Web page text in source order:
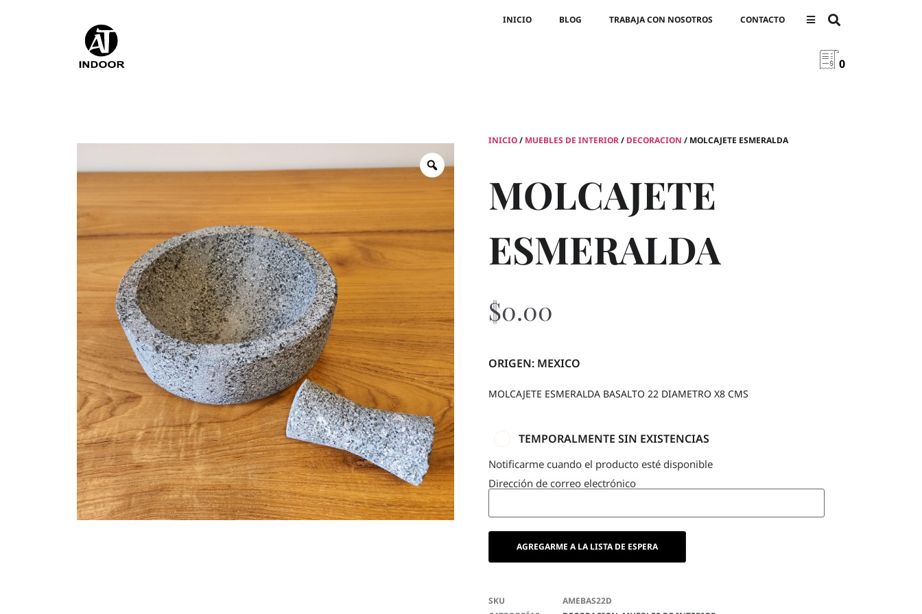
INICIO BLOG TRABAJA CON NOSOTROS CONTACTO
0
INICIO/ MUEBLES DE INTERIOR/ DECORACION / MOLCAJETE ESMERALDA
MOLCAJETE
ESMERALDA
$0.00
ORIGEN: MEXICO
MOLCAJETE ESMERALDA BASALTO 22 DIAMETRO X8 CMS
TEMPORALMENTE SIN EXISTENCIAS
Notificarme cuando el producto esté disponible
Dirección de correo electrónico
SKU
AMEBAS22D